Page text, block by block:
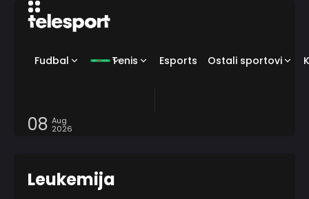
Fudbal Tenis Esports Ostali sportovi
08 Aug
2026
Leukemija